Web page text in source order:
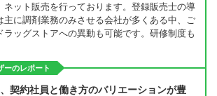
ネット販売を行っております。登録販売士の導
主に調剤業務のみさせる会社が多くある中、ご
ラッグストアへの異動も可能です。研修制度も
ーのレポート
契約社員と働き方のバリエーションが豊